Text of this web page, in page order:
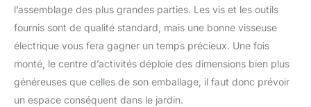
plastique recyclé.
l’assemblage des plus grandes parties. Les vis et les outils
fournis sont de qualité standard, mais une bonne visseuse
électrique vous fera gagner un temps précieux. Une fois
monté, le centre d’activités déploie des dimensions bien plus
généreuses que celles de son emballage, il faut donc prévoir
un espace conséquent dans le jardin.